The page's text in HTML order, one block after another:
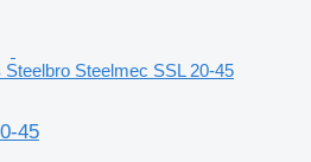
Steelbro Steelmec SSL 20-45
45